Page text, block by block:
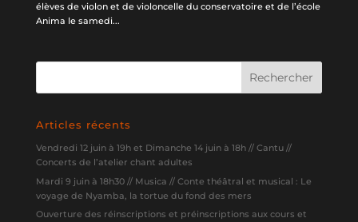
élèves de violon et de violoncelle du conservatoire et de l’école
Anima le samedi...
Articles récents
Vendredi 12 juin à 19h et Dimanche 14 juin à 18h // Cantu //
Concerts de l’atelier chant adultes
Mardi 9 juin à 18h30 // Musica // Conte théâtral et musical : Le
voyage de Nyamba, la tortue du fond des mers
Ouverture des réinscriptions et préinscriptions aux cours et